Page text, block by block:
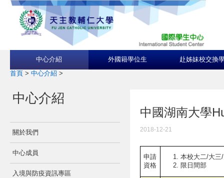
中心介紹 外國籍學位生 赴姊妹校交換
首頁 > 中心介紹 >
中心介紹
關於我們
中心成員
入境與防疫資訊專區
中國湖南大學
2018-12-21
申請
資格
本校大二/大三
限日間部